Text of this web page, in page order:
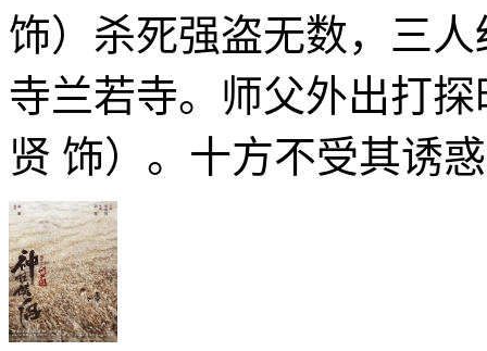
饰）杀死强盗无数，三
寺兰若寺。师父外出打
贤 饰）。十方不受其诱